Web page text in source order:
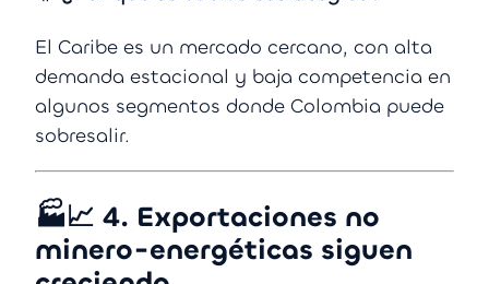
El Caribe es un mercado cercano, con alta
demanda estacional y baja competencia en
algunos segmentos donde Colombia puede
sobresalir.
🏭📈 4. Exportaciones no
minero-energéticas siguen